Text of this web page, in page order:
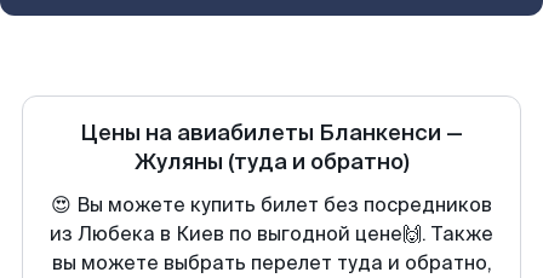
Цены на авиабилеты Бланкенси —
Жуляны (туда и обратно)
😍 Вы можете купить билет без посредников
из Любека в Киев по выгодной цене🙌. Также
вы можете выбрать перелет туда и обратно,